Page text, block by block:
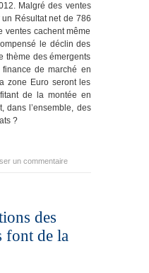
Malgré des ventes
Résultat net de 786
ventes cachent même
le déclin des
thème des émergents
de marché en
zone Euro seront les
de la montée en
dans l’ensemble, des
?
un commentaire
des
font de la